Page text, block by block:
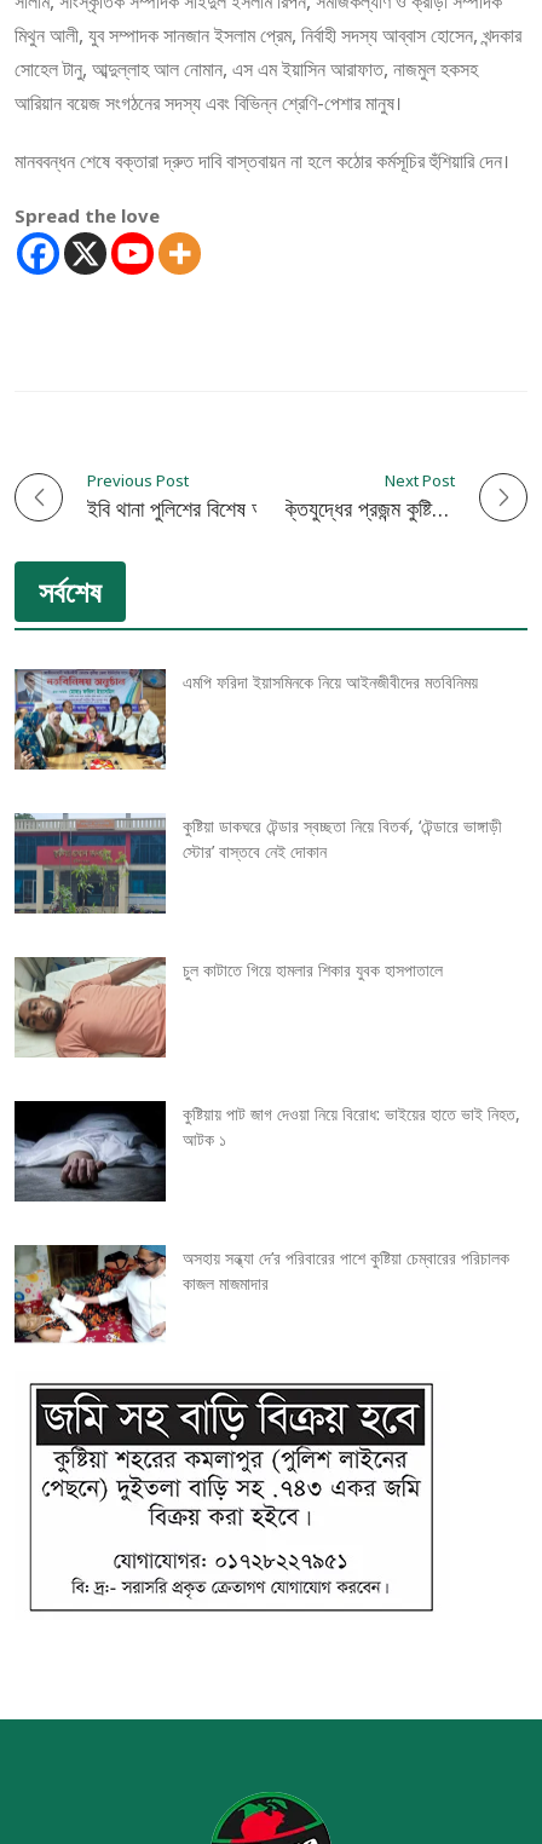
মিথুন আলী, যুব সম্পাদক সানজান ইসলাম প্রেম, নির্বাহী সদস্য আব্বাস হোসেন, খন্দকার
সোহেল টানু, আব্দুল্লাহ আল নোমান, এস এম ইয়াসিন আরাফাত, নাজমুল হকসহ
আরিয়ান বয়েজ সংগঠনের সদস্য এবং বিভিন্ন শ্রেণি-পেশার মানুষ।
মানববন্ধন শেষে বক্তারা দ্রুত দাবি বাস্তবায়ন না হলে কঠোর কর্মসূচির হুঁশিয়ারি দেন।
Spread the love
P
o
s
t
n
a
v
i
a
t
i
o
n
Previous Post
ইবি থানা পুলিশের বিশেষ অভিযানে চার ওয়ারেন্টভুক্ত আসামি গ্রেপ্তার
Next Post
বাংলাদেশ জাতীয়তাবাদী মুক্তিযুদ্ধের প্রজন্ম কুষ্টিয়া জেলা নির্বাচন পরিচালনা কমিটি অনুমোদন
সর্বশেষ
এমপি ফরিদা ইয়াসমিনকে নিয়ে আইনজীবীদের মতবিনিময়
কুষ্টিয়া ডাকঘরে টেন্ডার স্বচ্ছতা নিয়ে বিতর্ক, ‘টেন্ডারে ভাঙ্গাড়ী
স্টোর’ বাস্তবে নেই দোকান
চুল কাটাতে গিয়ে হামলার শিকার যুবক হাসপাতালে
কুষ্টিয়ায় পাট জাগ দেওয়া নিয়ে বিরোধ: ভাইয়ের হাতে ভাই নিহত,
আটক ১
অসহায় সন্ধ্যা দে’র পরিবারের পাশে কুষ্টিয়া চেম্বারের পরিচালক
কাজল মাজমাদার